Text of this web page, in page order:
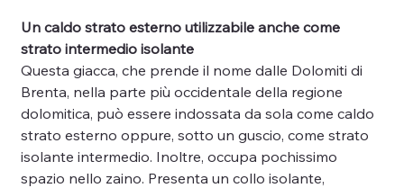
Un caldo strato esterno utilizzabile anche come
strato intermedio isolante
Questa giacca, che prende il nome dalle Dolomiti di
Brenta, nella parte più occidentale della regione
dolomitica, può essere indossata da sola come caldo
strato esterno oppure, sotto un guscio, come strato
isolante intermedio. Inoltre, occupa pochissimo
spazio nello zaino. Presenta un collo isolante,